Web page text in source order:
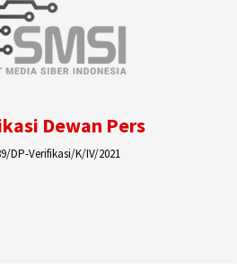
Dewan Pers
DP-Verifikasi/K/IV/2021